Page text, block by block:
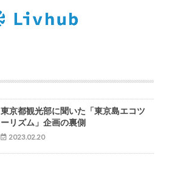
東京都観光部に聞いた「東京島エコツ
ーリズム」企画の裏側
2023.02.20